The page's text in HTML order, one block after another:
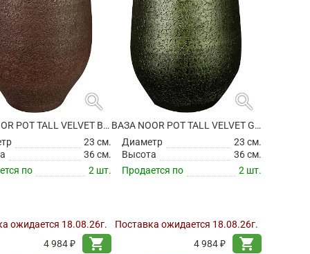
search
ВАЗА NOOR POT TALL VELVET BROWN
23 см.
36 см.
по
2 шт.
ожидается 18.08.26г.
4 984 ₽
shopping_cart
search
ВАЗА NOOR POT TALL VELVET GREEN
Диаметр
23 см.
Высота
36 см.
Продается по
2 шт.
Поставка ожидается 18.08.26г.
4 984 ₽
shopping_cart